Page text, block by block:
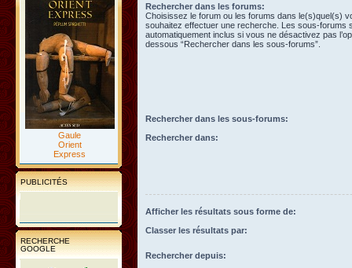
Gaule
Orient
Express
PUBLICITÉS
RECHERCHE
GOOGLE
Rechercher dans les forums:
Choisissez le forum ou les forums dans le(s)quel(s)
souhaitez effectuer une recherche. Les sous-forums
automatiquement inclus si vous ne désactivez pas
dessous “Rechercher dans les sous-forums”.
Rechercher dans les sous-forums:
Rechercher dans:
Afficher les résultats sous forme de:
Classer les résultats par:
Rechercher depuis: